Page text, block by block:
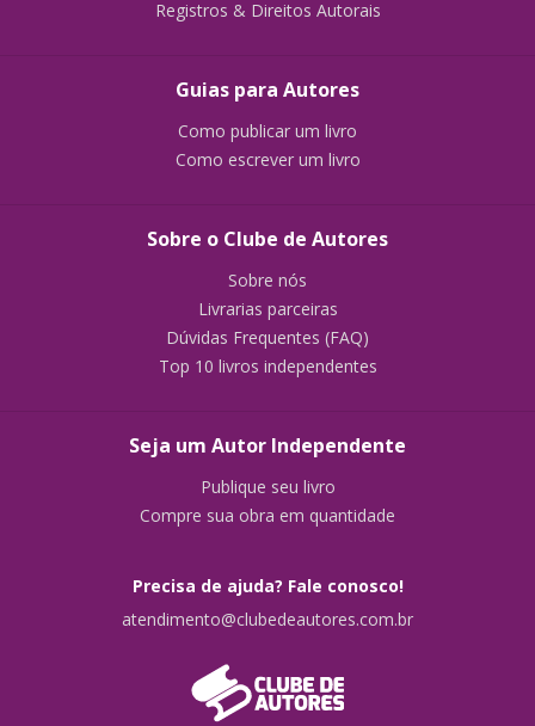
Registros & Direitos Autorais
Guias para Autores
Como publicar um livro
Como escrever um livro
Sobre o Clube de Autores
Sobre nós
Livrarias parceiras
Dúvidas Frequentes (FAQ)
Top 10 livros independentes
Seja um Autor Independente
Publique seu livro
Compre sua obra em quantidade
Precisa de ajuda? Fale conosco!
atendimento@clubedeautores.com.br